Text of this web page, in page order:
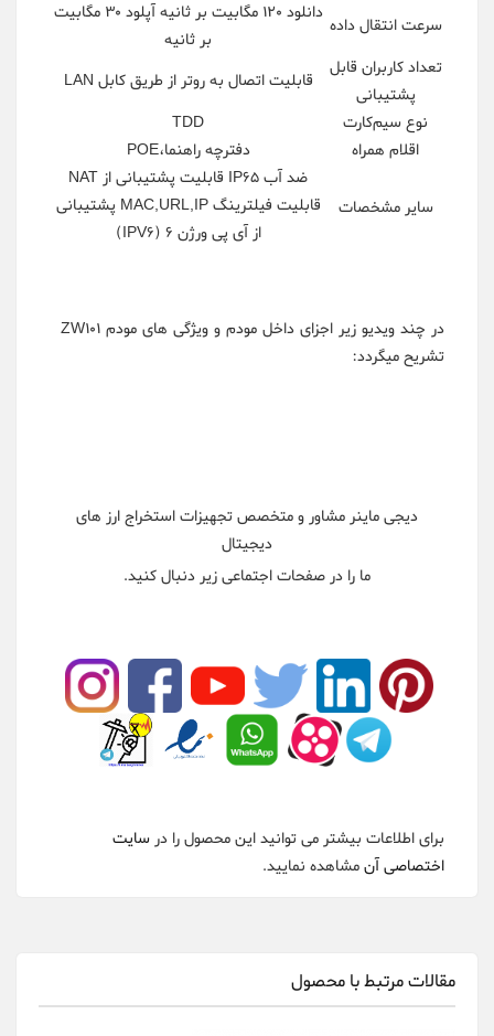
سرعت انتقال داده
دانلود ۱۲۰ مگابیت بر ثانیه آپلود ۳۰ مگابیت
بر ثانیه
تعداد کاربران قابل
پشتیبانی
قابلیت اتصال به روتر از طریق کابل LAN
نوع سیم‌کارت
TDD
اقلام همراه
دفترچه راهنما،POE
سایر مشخصات
ضد آب IP65 قابلیت پشتیبانی از NAT
قابلیت فیلترینگ MAC,URL,IP پشتیبانی
از آی پی ورژن ۶ (IPV6)
تشریح میگردد:
دیجی ماینر مشاور و متخصص تجهیزات استخراج ارز های
دیجیتال
ما را در صفحات اجتماعی زیر دنبال کنید.
برای اطلاعات بیشتر می توانید این محصول را درسایت
اختصاصی آنمشاهده نمایید.
مقالات مرتبط با محصول